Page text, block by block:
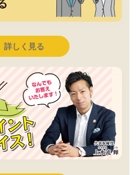
詳しく見る